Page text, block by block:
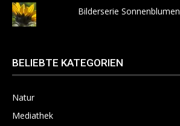
Bilderserie Sonnenblumen
BELIEBTE KATEGORIEN
Natur
Mediathek